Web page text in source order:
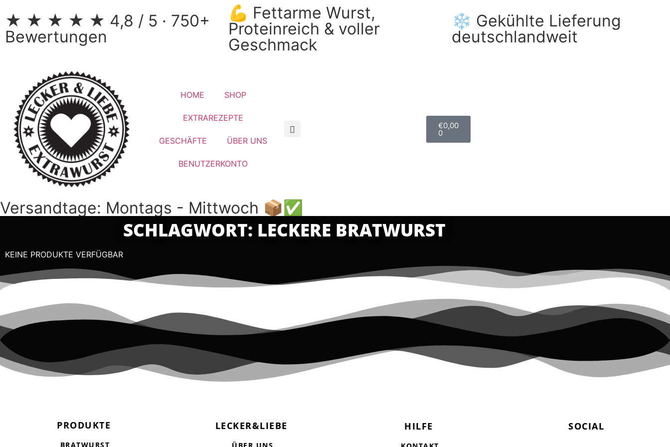
★ ★ ★ ★ ★ 4,8 / 5 · 750+
Bewertungen
💪 Fettarme Wurst,
Proteinreich & voller
Geschmack
❄️ Gekühlte Lieferung
deutschlandweit
HOME SHOP
EXTRAREZEPTE
GESCHÄFTE ÜBER UNS
BENUTZERKONTO
€0,00
0
Versandtage: Montags - Mittwoch 📦✅
SCHLAGWORT: LECKERE BRATWURST
KEINE PRODUKTE VERFÜGBAR
PRODUKTE
BRATWURST
LECKER&LIEBE
ÜBER UNS
HILFE SOCIAL